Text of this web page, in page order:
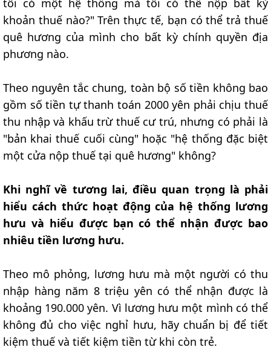
tôi có một hệ thống mà tôi có thể nộp bất kỳ
khoản thuế nào?" Trên thực tế, bạn có thể trả thuế
quê hương của mình cho bất kỳ chính quyền địa
phương nào.
Theo nguyên tắc chung, toàn bộ số tiền không bao
gồm số tiền tự thanh toán 2000 yên phải chịu thuế
thu nhập và khấu trừ thuế cư trú, nhưng có phải là
"bản khai thuế cuối cùng" hoặc "hệ thống đặc biệt
một cửa nộp thuế tại quê hương" không?
Khi nghĩ về tương lai, điều quan trọng là phải
hiểu cách thức hoạt động của hệ thống lương
hưu và hiểu được bạn có thể nhận được bao
nhiêu tiền lương hưu.
Theo mô phỏng, lương hưu mà một người có thu
nhập hàng năm 8 triệu yên có thể nhận được là
khoảng 190.000 yên. Vì lương hưu một mình có thể
không đủ cho việc nghỉ hưu, hãy chuẩn bị để tiết
kiệm thuế và tiết kiệm tiền từ khi còn trẻ.